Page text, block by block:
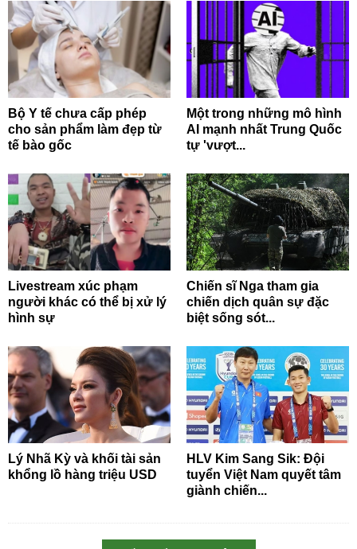
Bộ Y tế chưa cấp phép
cho sản phẩm làm đẹp từ
tế bào gốc
Một trong những mô hình
AI mạnh nhất Trung Quốc
tự 'vượt...
Livestream xúc phạm
người khác có thể bị xử lý
hình sự
Chiến sĩ Nga tham gia
chiến dịch quân sự đặc
biệt sống sót...
Lý Nhã Kỳ và khối tài sản
khổng lồ hàng triệu USD
HLV Kim Sang Sik: Đội
tuyển Việt Nam quyết tâm
giành chiến...